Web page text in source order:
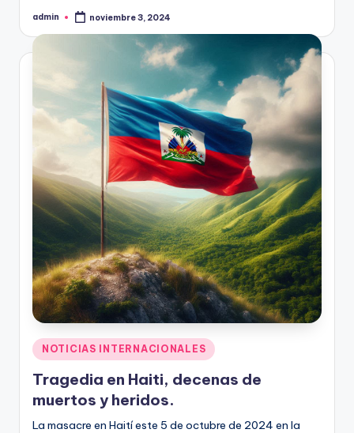
Publicado
admin noviembre 3, 2024
Publicado
en
NOTICIAS INTERNACIONALES
Tragedia en Haiti, decenas de
muertos y heridos.
La masacre en Haití este 5 de octubre de 2024 en la